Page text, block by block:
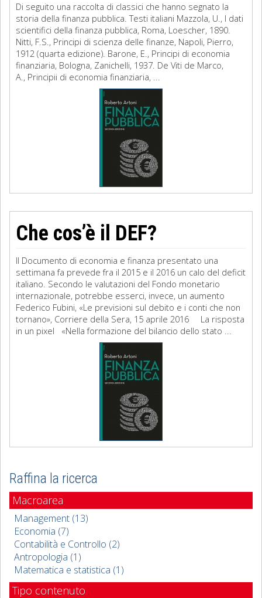
Di seguito una raccolta di classici che hanno segnato la
storia della finanza pubblica. Testi italiani Mazzola, U., I dati
scientifici della finanza pubblica, Roma, Loescher, 1890.
Nitti, F.S., Principi di scienza delle finanze, Napoli, Pierro,
1912 (quarta edizione). Barone, E., Principi di economia
finanziaria, Bologna, Zanichelli, 1937. De Viti de Marco,
A., Principii di economia finanziaria, ...
Che cos’è il DEF?
Il Documento di economia e finanza presentato una
settimana fa prevede fra il 2015 e il 2016 un calo del deficit
italiano. Secondo le valutazioni del Fondo monetario
internazionale, potrebbe esserci, invece, un aumento
Federico Fubini, «Le previsioni sul debito e i conti che non
tornano», Corriere della Sera, 15 aprile 2016 La risposta
in un pixel «Nella formazione del bilancio dello stato ...
Raffina la ricerca
Macroarea
Management (13)
Economia (7)
Contabilità e Controllo (2)
Antropologia (1)
Matematica e statistica (1)
Tipo contenuto